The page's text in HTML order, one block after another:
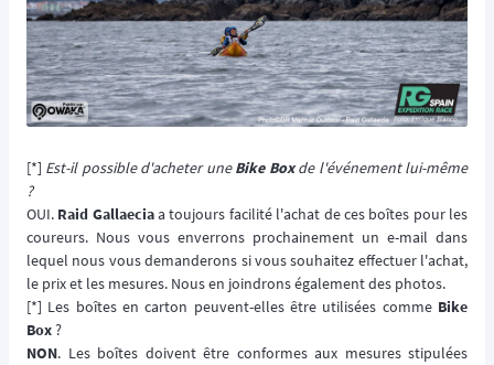
[*] Est-il possible d'acheter uneBike Boxde l'événement lui-même
?
OUI. Raid Gallaeciaa toujours facilité l'achat de ces boîtes pour les
coureurs. Nous vous enverrons prochainement un e-mail dans
lequel nous vous demanderons si vous souhaitez effectuer l'achat,
le prix et les mesures. Nous en joindrons également des photos.
[*] Les boîtes en carton peuvent-elles être utilisées comme Bike
Box?
NON. Les boîtes doivent être conformes aux mesures stipulées